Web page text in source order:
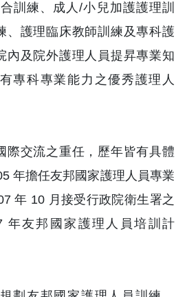
訓練、成人/小兒加護護理訓
、護理臨床教師訓練及專科護
內及院外護理人員提昇專業知
專科專業能力之優秀護理人
際交流之重任，歷年皆有具體
年擔任友邦國家護理人員專業
年 10 月接受行政院衛生署之
年友邦國家護理人員培訓計